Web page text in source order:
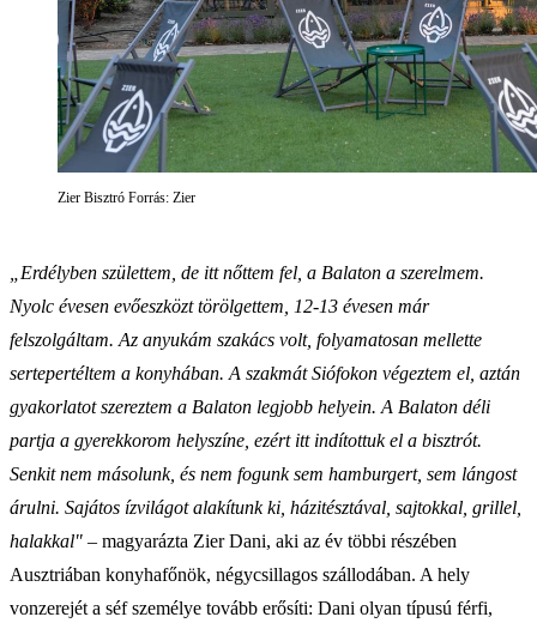
Zier Bisztró Forrás: Zier
„Erdélyben születtem, de itt nőttem fel, a Balaton a szerelmem.
Nyolc évesen evőeszközt törölgettem, 12-13 évesen már
felszolgáltam. Az anyukám szakács volt, folyamatosan mellette
sertepertéltem a konyhában. A szakmát Siófokon végeztem el, aztán
gyakorlatot szereztem a Balaton legjobb helyein. A Balaton déli
partja a gyerekkorom helyszíne, ezért itt indítottuk el a bisztrót.
Senkit nem másolunk, és nem fogunk sem hamburgert, sem lángost
árulni. Sajátos ízvilágot alakítunk ki, házitésztával, sajtokkal, grillel,
halakkal" – magyarázta Zier Dani, aki az év többi részében
Ausztriában konyhafőnök, négycsillagos szállodában. A hely
vonzerejét a séf személye tovább erősíti: Dani olyan típusú férfi,